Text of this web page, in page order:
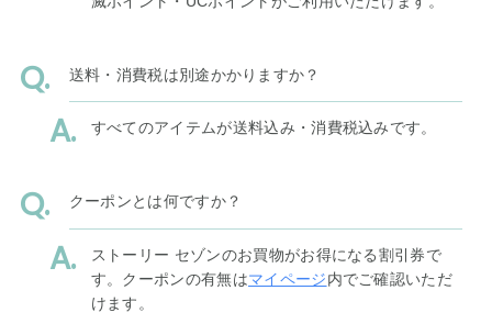
送料・消費税は別途かかりますか？
すべてのアイテムが送料込み・消費税込みです。
クーポンとは何ですか？
ストーリー セゾンのお買物がお得になる割引券で
す。クーポンの有無はマイページ内でご確認いただ
けます。